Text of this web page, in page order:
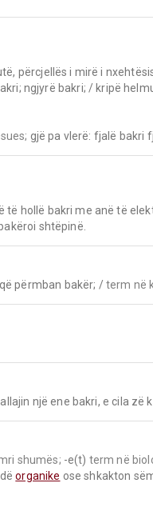
përcjellës i mirë i
ngjyrë bakri; / kripë
gjë pa vlerë: fjalë bakri
të hollë bakri me anë të
shtëpinë.
që përmban bakër; / term në
një ene bakri, e cila zë
shumës; -e(t) term në
organike ose shkakton